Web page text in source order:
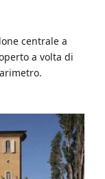
centrale a
a volta di